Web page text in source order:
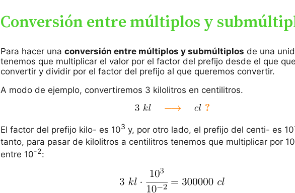
Conversión entre múltiplos y
Para hacer unaconversión entre múltiplos y submúltiplos de una
tenemos que multiplicar el valor por el factor del prefijo desde el que
convertir y dividir por el factor del prefijo al que queremos convertir.
A modo de ejemplo, convertiremos 3 kilolitros en centilitros.
El factor del prefijo kilo- es 103 y, por otro lado, el prefijo del centi- es 10
tanto, para pasar de kilolitros a centilitros tenemos que multiplicar por 10
entre 10-2: